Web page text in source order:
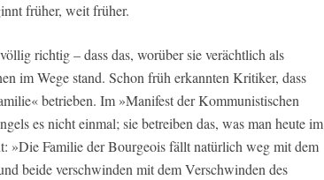
früher, weit früher.
richtig – dass das, worüber sie verächtlich als
im Wege stand. Schon früh erkannten Kritiker, dass
betrieben. Im »Manifest der Kommunistischen
es nicht einmal; sie betreiben das, was man heute im
»Die Familie der Bourgeois fällt natürlich weg mit dem
beide verschwinden mit dem Verschwinden des